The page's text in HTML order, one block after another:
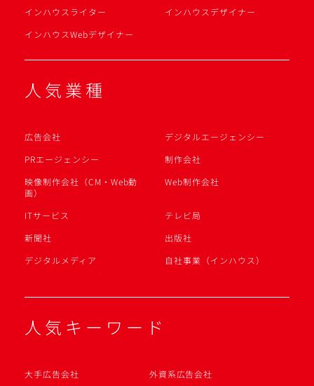
インハウスライター
インハウスデザイナー
インハウスWebデザイナー
人気業種
広告会社
デジタルエージェンシー
PRエージェンシー
制作会社
映像制作会社（CM・Web動
画）
Web制作会社
ITサービス
テレビ局
新聞社
出版社
デジタルメディア
自社事業（インハウス）
人気キーワード
大手広告会社
外資系広告会社